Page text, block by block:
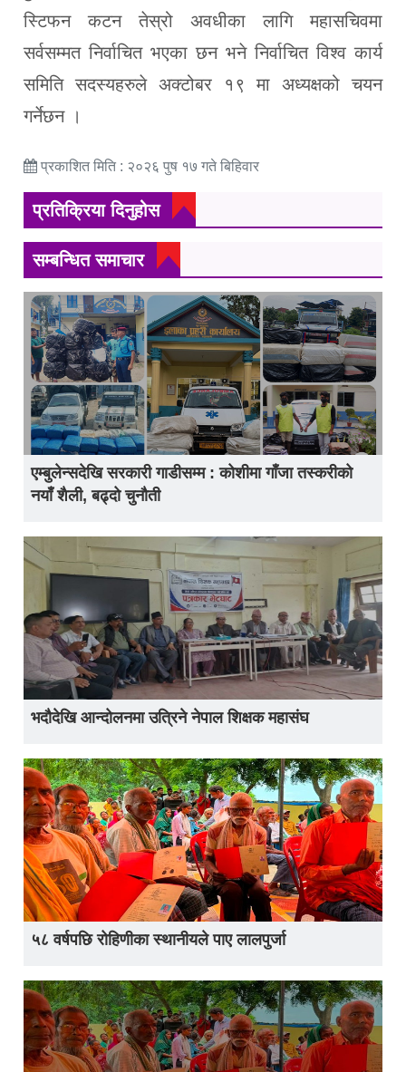
स्टिफन कटन तेस्रो अवधीका लागि महासचिवमा
सर्वसम्मत निर्वाचित भएका छन भने निर्वाचित विश्व कार्य
समिति सदस्यहरुले अक्टोबर १९ मा अध्यक्षको चयन
गर्नेछन ।
प्रकाशित मिति : २०२६ पुष १७ गते बिहिवार
प्रतिक्रिया दिनुहोस
सम्बन्धित समाचार
एम्बुलेन्सदेखि सरकारी गाडीसम्म : कोशीमा गाँजा तस्करीको
नयाँ शैली, बढ्दो चुनौती
भदौदेखि आन्दोलनमा उत्रिने नेपाल शिक्षक महासंघ
५८ वर्षपछि रोहिणीका स्थानीयले पाए लालपुर्जा